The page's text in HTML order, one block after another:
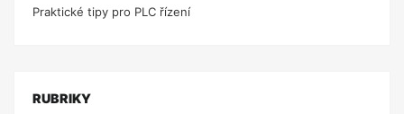
Praktické tipy pro PLC řízení
RUBRIKY